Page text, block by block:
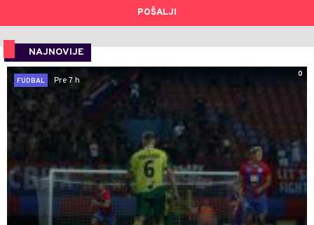
POŠALJI
NAJNOVIJE
0
FUDBAL
Pre 7 h